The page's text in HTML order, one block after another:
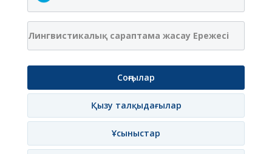
Лингвистикалық сараптама жасау Ережесі
Соңғылар
Қызу талқыдағылар
Ұсыныстар